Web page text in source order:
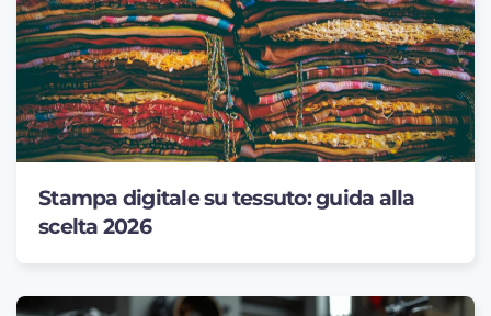
Stampa digitale su tessuto: guida alla
scelta 2026